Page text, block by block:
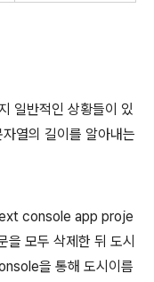
일반적인 상황들이 있
열의 길이를 알아내는
console app proje
모두 삭제한 뒤 도시
을 통해 도시이름